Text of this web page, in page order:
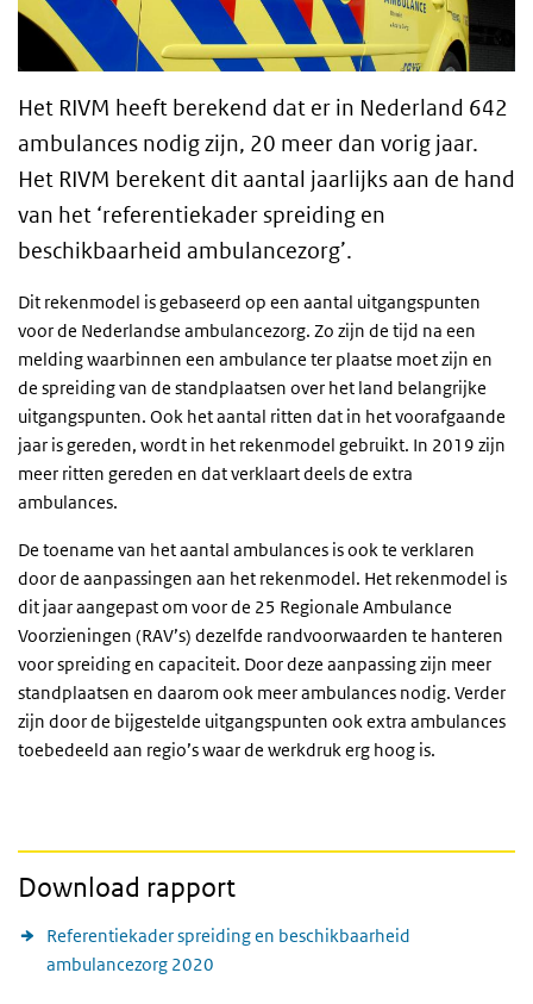
Het RIVM heeft berekend dat er in Nederland 642
ambulances nodig zijn, 20 meer dan vorig jaar.
Het RIVM berekent dit aantal jaarlijks aan de hand
van het ‘referentiekader spreiding en
beschikbaarheid ambulancezorg’.
Dit rekenmodel is gebaseerd op een aantal uitgangspunten
voor de Nederlandse ambulancezorg. Zo zijn de tijd na een
melding waarbinnen een ambulance ter plaatse moet zijn en
de spreiding van de standplaatsen over het land belangrijke
uitgangspunten. Ook het aantal ritten dat in het voorafgaande
jaar is gereden, wordt in het rekenmodel gebruikt. In 2019 zijn
meer ritten gereden en dat verklaart deels de extra
ambulances.
De toename van het aantal ambulances is ook te verklaren
door de aanpassingen aan het rekenmodel. Het rekenmodel is
dit jaar aangepast om voor de 25 Regionale Ambulance
Voorzieningen (RAV’s) dezelfde randvoorwaarden te hanteren
voor spreiding en capaciteit. Door deze aanpassing zijn meer
standplaatsen en daarom ook meer ambulances nodig. Verder
zijn door de bijgestelde uitgangspunten ook extra ambulances
toebedeeld aan regio’s waar de werkdruk erg hoog is.
Download rapport
Referentiekader spreiding en beschikbaarheid
ambulancezorg 2020